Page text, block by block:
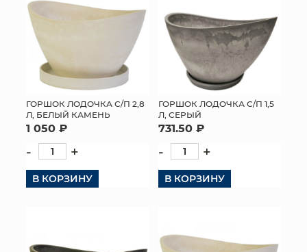
ГОРШОК ЛОДОЧКА С/П 2,8
Л, БЕЛЫЙ КАМЕНЬ
1 050 ₽
- +
В КОРЗИНУ
ГОРШОК ЛОДОЧКА С/П 1,5
Л, СЕРЫЙ
731.50 ₽
- +
В КОРЗИНУ